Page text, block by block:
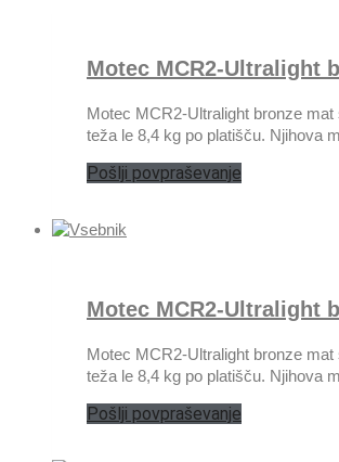
Motec MCR2-Ultralight
Motec MCR2-Ultralight bronze
teža le 8,4 kg po platišču. Njihova
Pošlji povpraševanje
Motec MCR2-Ultralight
Motec MCR2-Ultralight bronze
teža le 8,4 kg po platišču. Njihova
Pošlji povpraševanje